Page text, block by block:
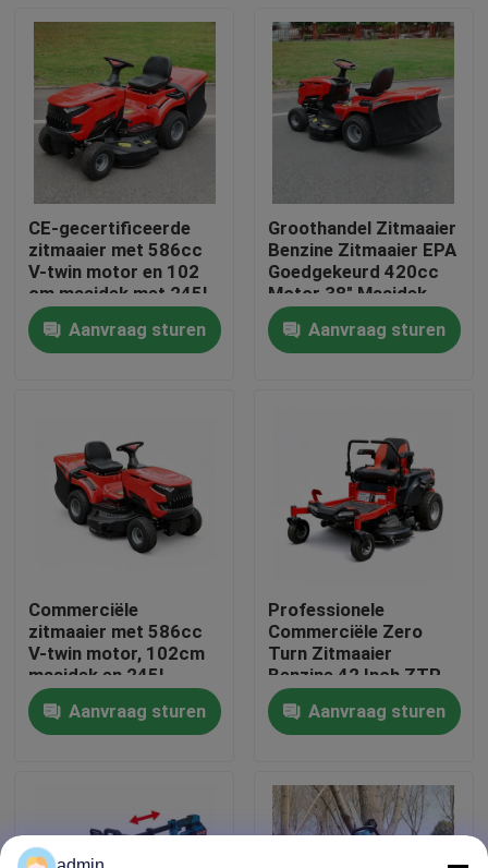
Thuis
Producten
Over ons
fabrieksdisplay
Vraag een offerte
Benzinekettingzaag
elektrische kettingzaag
CE-gecertificeerde
zitmaaier met 586cc
V-twin motor en 102
cm maaidek met 245L
grasopvangbak
Aanvraag sturen
Groothandel Zitmaaier
Benzine Zitmaaier EPA
Goedgekeurd 420cc
Motor 38" Maaidek
Grasmaaier Tractor
OEM Ondersteuning
Aanvraag sturen
Commerciële
zitmaaier met 586cc
V-twin motor, 102cm
maaidek en 245L
grasopvangzak
Aanvraag sturen
Professionele
Commerciële Zero
Turn Zitmaaier
Benzine 42 Inch ZTR
Maaier
Aanvraag sturen